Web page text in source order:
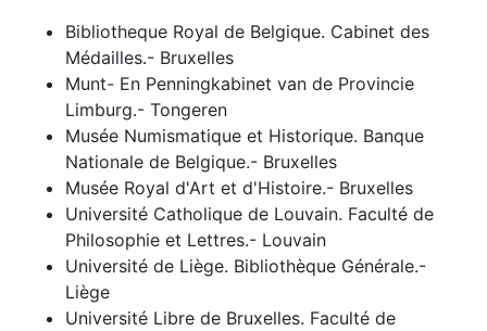
Bibliotheque Royal de Belgique. Cabinet des
Médailles.- Bruxelles
Munt- En Penningkabinet van de Provincie
Limburg.- Tongeren
Musée Numismatique et Historique. Banque
Nationale de Belgique.- Bruxelles
Musée Royal d'Art et d'Histoire.- Bruxelles
Université Catholique de Louvain. Faculté de
Philosophie et Lettres.- Louvain
Université de Liège. Bibliothèque Générale.-
Liège
Université Libre de Bruxelles. Faculté de